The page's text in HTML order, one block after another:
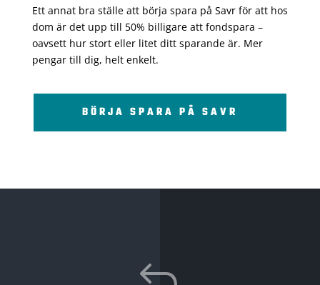
Ett annat bra ställe att börja spara på Savr för att hos
dom är det upp till 50% billigare att fondspara –
oavsett hur stort eller litet ditt sparande är. Mer
pengar till dig, helt enkelt.
BÖRJA SPARA PÅ SAVR
J